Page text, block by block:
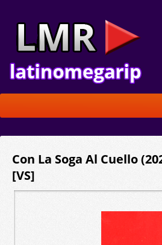
Con La Soga Al Cuello
[VS]